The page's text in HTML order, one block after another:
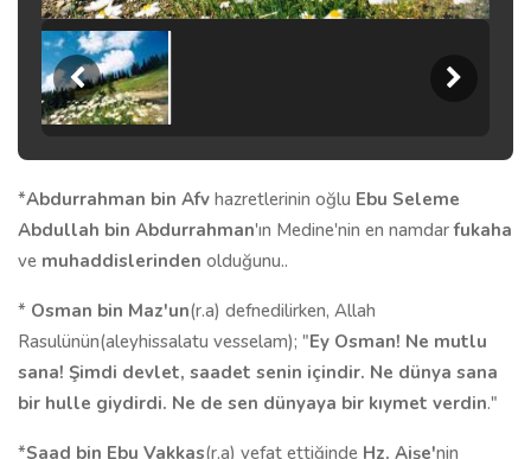
*Abdurrahman bin Afv hazretlerinin oğlu Ebu Seleme
Abdullah bin Abdurrahman'ın Medine'nin en namdarfukaha
ve muhaddislerinden olduğunu..
* Osman bin Maz'un(r.a) defnedilirken, Allah
Rasulünün(aleyhissalatu vesselam); "Ey Osman! Ne mutlu
sana! Şimdi devlet, saadet senin içindir. Ne dünya sana
bir hulle giydirdi. Ne de sen dünyaya bir kıymet verdin."
*Saad bin Ebu Vakkas(r.a) vefat ettiğinde Hz. Aişe'nin